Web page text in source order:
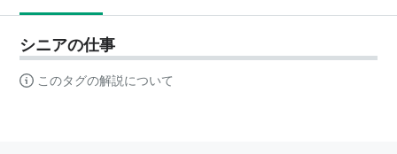
シニアの仕事
このタグの解説について